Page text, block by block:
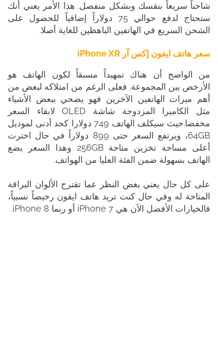
شاحناً سريعاً بنقسك وبشكل منفصل. هذا الأمر يعني أنك
ستحتاج لدفع حوالي 75 دولاراً إضافياً للحصول على
الشحن السريع في الهاتفين الباهظين للغاية أصلا.
سعر هاتف ايفون إكس آر iPhone XR
من الواضح أن هناك تمهيداً مسبقاً لكون الهاتف هو
الأرخص بين المجموعة. فعلى الرغم من امتلاكه لبعض من
أهم ميزات الهاتفين الآخرين فهو يضحي ببعض الأشياء
مثل الكاميرا المزدوجة شاشة OLED لابقاء السعر
مخفضا.حيث سيكلف الهاتف 749 دولارا كحد أدنى لموديل
64GB، ويرتفع السعر حتى 899 دولاراً في حال اخترت
أعلى مساحة تخزين متاحة 256GB وهذا السعر يضع
الهاتف بسهولة ضمن الفئة العليا من الهواتف.
على كل حال يعني بغض النظر عما تقترح الألوان البراقة
المتاحة له وفي حال كنت تريد هاتف ايفون رخيصاً نسبياً،
فالخيارات الأفضل الآن هي iPhone 7 أو ربما iPhone 8.